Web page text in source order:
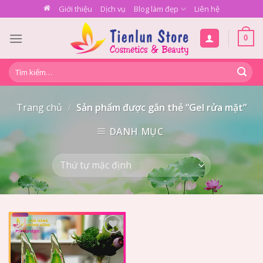
to
content
Giới thiệu Dịch vụ Blog làm đẹp Liên hệ
0
Tìm
kiếm:
Trang chủ / Sản phẩm được gắn thẻ “Gel rửa mặt”
DANH MỤC
Add to
Wishlist